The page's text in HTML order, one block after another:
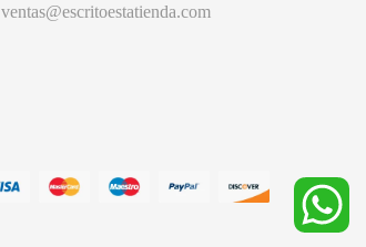
ventas@escritoestatienda.com